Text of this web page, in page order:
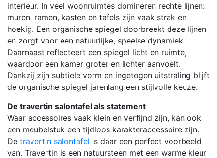
interieur. In veel woonruimtes domineren rechte lijnen:
muren, ramen, kasten en tafels zijn vaak strak en
hoekig. Een organische spiegel doorbreekt deze lijnen
en zorgt voor een natuurlijke, speelse dynamiek.
Daarnaast reflecteert een spiegel licht en ruimte,
waardoor een kamer groter en lichter aanvoelt.
Dankzij zijn subtiele vorm en ingetogen uitstraling blijft
de organische spiegel jarenlang een stijlvolle keuze.
De travertin salontafel als statement
Waar accessoires vaak klein en verfijnd zijn, kan ook
een meubelstuk een tijdloos karakteraccessoire zijn.
De travertin salontafel is daar een perfect voorbeeld
van. Travertin is een natuursteen met een warme kleur